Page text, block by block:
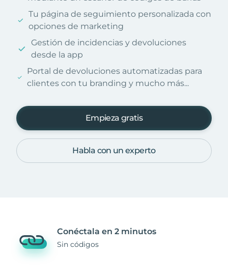
Tu página de seguimiento personalizada con
opciones de marketing
Gestión de incidencias y devoluciones
desde la app
Portal de devoluciones automatizadas para
clientes con tu branding y mucho más...
Empieza gratis
Habla con un experto
Conéctala en 2 minutos
Sin códigos